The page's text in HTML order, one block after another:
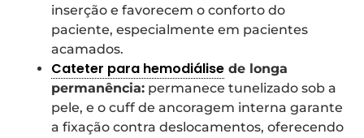
inserção e favorecem o conforto do
paciente, especialmente em pacientes
acamados.
Cateter para hemodiálise de longa
permanência: permanece tunelizado sob a
pele, e o cuff de ancoragem interna garante
a fixação contra deslocamentos, oferecendo